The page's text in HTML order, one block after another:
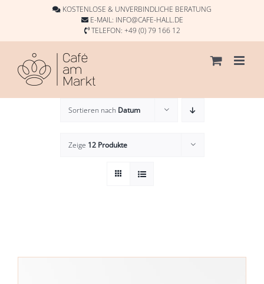
KOSTENLOSE & UNVERBINDLICHE BERATUNG
E-MAIL: INFO@CAFE-HALL.DE
TELEFON: +49 (0) 79 166 12
Sortieren nach Datum
Zeige 12 Produkte